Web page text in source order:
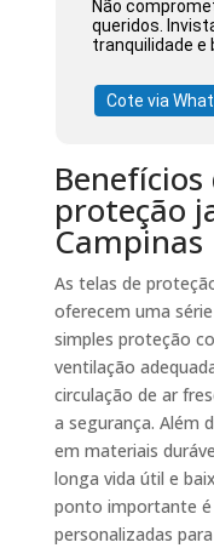
Não
queridos.
tranquilidade e
Cote via
proteção
Campinas
As telas de
oferecem uma
simples proteção
ventilação
circulação de ar
a segurança. Além
em materiais
longa vida útil e
ponto importante é
personalizadas